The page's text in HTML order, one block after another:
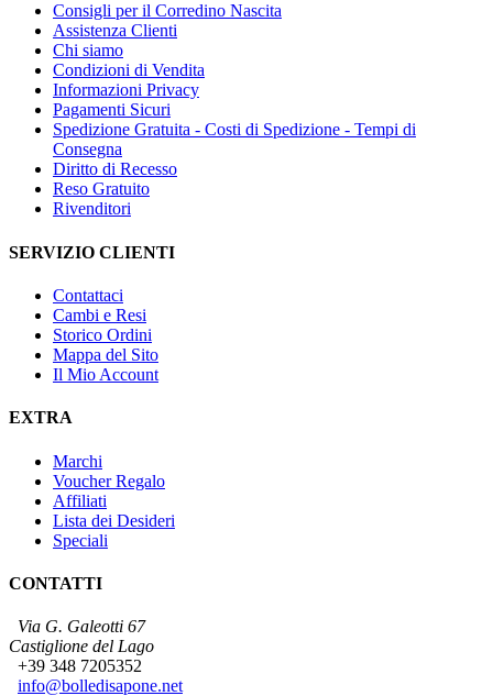
Consigli per il Corredino Nascita
Assistenza Clienti
Chi siamo
Condizioni di Vendita
Informazioni Privacy
Pagamenti Sicuri
Spedizione Gratuita - Costi di Spedizione - Tempi di
Consegna
Diritto di Recesso
Reso Gratuito
Rivenditori
SERVIZIO CLIENTI
Contattaci
Cambi e Resi
Storico Ordini
Mappa del Sito
Il Mio Account
EXTRA
Marchi
Voucher Regalo
Affiliati
Lista dei Desideri
Speciali
CONTATTI
Via G. Galeotti 67
Castiglione del Lago
+39 348 7205352
info@bolledisapone.net